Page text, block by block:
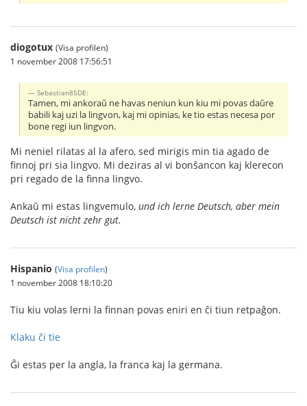
diogotux (Visa profilen)
1 november 2008 17:56:51
Sebastian85DE:
Tamen, mi ankoraŭ ne havas neniun kun kiu mi povas daŭre
babili kaj uzi la lingvon, kaj mi opinias, ke tio estas necesa por
bone regi iun lingvon.
Mi neniel rilatas al la afero, sed mirigis min tia agado de
finnoj pri sia lingvo. Mi deziras al vi bonŝancon kaj klerecon
pri regado de la finna lingvo.
Ankaŭ mi estas lingvemulo, und ich lerne Deutsch, aber mein
Deutsch ist nicht zehr gut.
Hispanio (Visa profilen)
1 november 2008 18:10:20
Tiu kiu volas lerni la finnan povas eniri en ĉi tiun retpaĝon.
Klaku ĉi tie
Ĝi estas per la angla, la franca kaj la germana.